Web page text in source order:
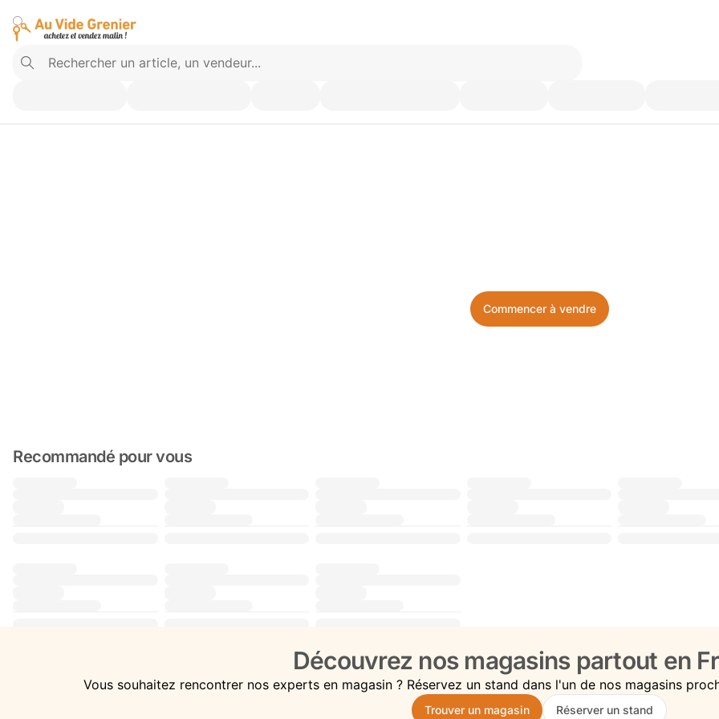
Commencer à vendre
Recommandé pour vous
Découvrez nos magasins partout en
Vous souhaitez rencontrer nos experts en magasin ? Réservez un stand dans l'un de nos magasins
Trouver un magasin Réserver un stand